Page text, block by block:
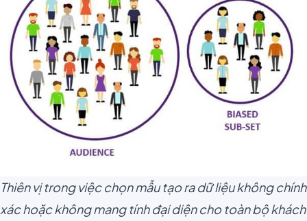
Thiên vị trong việc chọn mẫu tạo ra dữ liệu không chính
xác hoặc không mang tính đại diện cho toàn bộ khách